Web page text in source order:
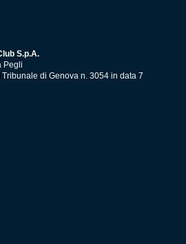
S.p.A.
Pegli
di Genova n. 3054 in data 7